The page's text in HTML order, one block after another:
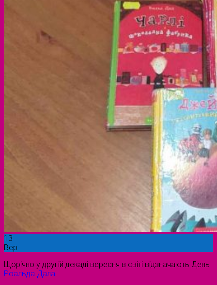
13
Вер
Щорічно у другій декаді вересня в світі відзначають День
Роальда Дала.